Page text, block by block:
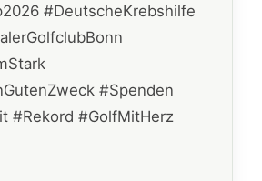
#DeutscheKrebshilfe
#Spenden
#Rekord #GolfMitHerz